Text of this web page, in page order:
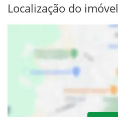
Localização do imóvel